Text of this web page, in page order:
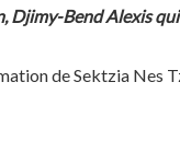
Djimy-Bend Alexis
de Sektzia Nes